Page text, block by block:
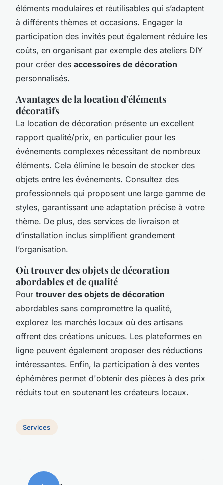
éléments modulaires et réutilisables qui s’adaptent
à différents thèmes et occasions. Engager la
participation des invités peut également réduire les
coûts, en organisant par exemple des ateliers DIY
pour créer des accessoires de décoration
personnalisés.
Avantages de la location d'éléments
décoratifs
La location de décoration présente un excellent
rapport qualité/prix, en particulier pour les
événements complexes nécessitant de nombreux
éléments. Cela élimine le besoin de stocker des
objets entre les événements. Consultez des
professionnels qui proposent une large gamme de
styles, garantissant une adaptation précise à votre
thème. De plus, des services de livraison et
d’installation inclus simplifient grandement
l’organisation.
Où trouver des objets de décoration
abordables et de qualité
Pour trouver des objets de décoration
abordables sans compromettre la qualité,
explorez les marchés locaux où des artisans
offrent des créations uniques. Les plateformes en
ligne peuvent également proposer des réductions
intéressantes. Enfin, la participation à des ventes
éphémères permet d'obtenir des pièces à des prix
réduits tout en soutenant les créateurs locaux.
Services